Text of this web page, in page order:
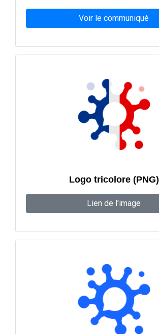
Voir le communiqué
Logo tricolore (PNG)
Lien de l'image